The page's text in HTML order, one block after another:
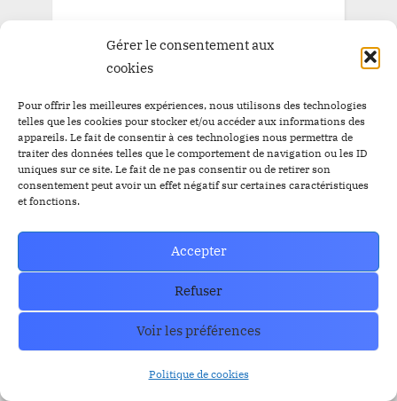
Gérer le consentement aux
cookies
Pour offrir les meilleures expériences, nous utilisons des technologies
telles que les cookies pour stocker et/ou accéder aux informations des
appareils. Le fait de consentir à ces technologies nous permettra de
traiter des données telles que le comportement de navigation ou les ID
uniques sur ce site. Le fait de ne pas consentir ou de retirer son
consentement peut avoir un effet négatif sur certaines caractéristiques
et fonctions.
Accepter
Refuser
Voir les préférences
Politique de cookies